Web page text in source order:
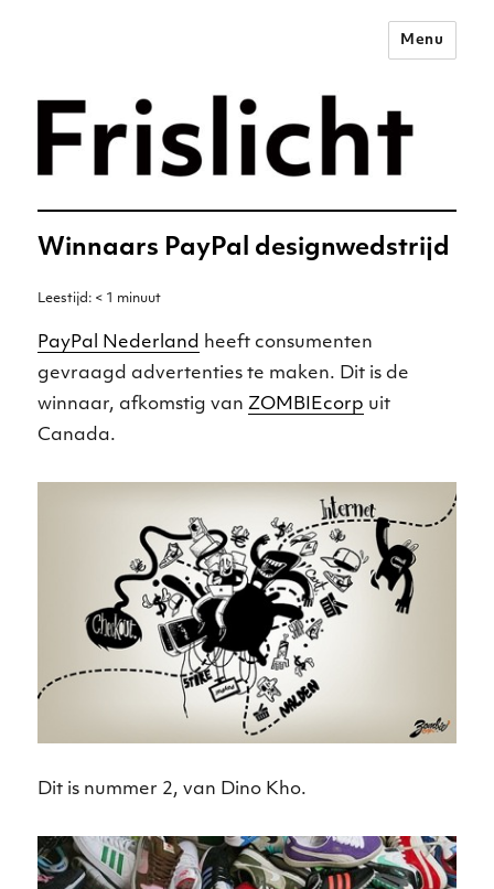
Merkstrategie voor het
digitale tijdperk –
Frislicht
Menu
Winnaars PayPal designwedstrijd
Leestijd: < 1 minuut
PayPal Nederland heeft consumenten
gevraagd advertenties te maken. Dit is de
winnaar, afkomstig vanZOMBIEcorp uit
Canada.
Dit is nummer 2, van Dino Kho.